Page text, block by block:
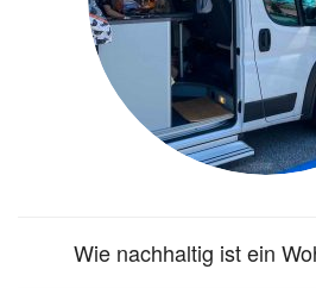
Wie nachhaltig ist ein